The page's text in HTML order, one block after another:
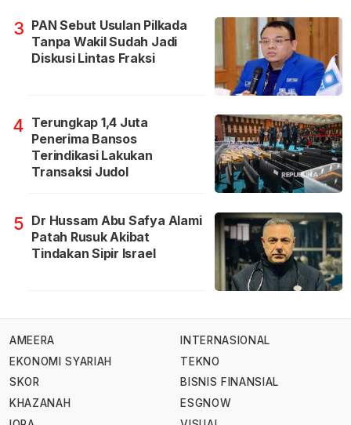
3 PAN Sebut Usulan Pilkada
Tanpa Wakil Sudah Jadi
Diskusi Lintas Fraksi
4 Terungkap 1,4 Juta
Penerima Bansos
Terindikasi Lakukan
Transaksi Judol
5 Dr Hussam Abu Safya Alami
Patah Rusuk Akibat
Tindakan Sipir Israel
AMEERA
EKONOMI SYARIAH
SKOR
KHAZANAH
INTERNASIONAL
TEKNO
BISNIS FINANSIAL
ESGNOW